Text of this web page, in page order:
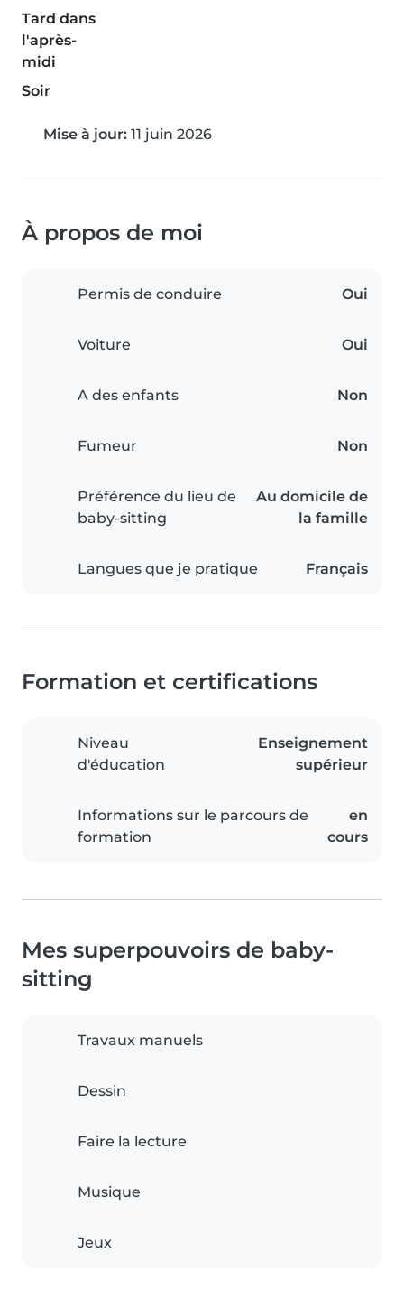
Tard dans
l'après-
midi
Soir
Mise à jour: 11 juin 2026
À propos de moi
Permis de conduire Oui
Voiture Oui
A des enfants Non
Fumeur Non
Préférence du lieu de
baby-sitting
Au domicile de
la famille
Langues que je pratique Français
Formation et certifications
Niveau
d'éducation
Enseignement
supérieur
Informations sur le parcours de
formation
en
cours
Mes superpouvoirs de baby-
sitting
Travaux manuels
Dessin
Faire la lecture
Musique
Jeux